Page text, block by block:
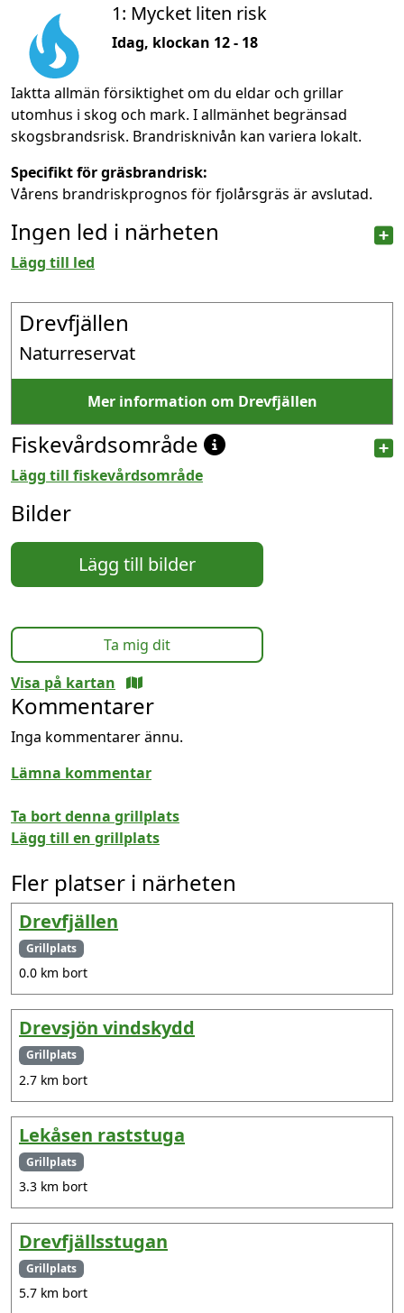
1: Mycket liten risk
Idag, klockan 12 - 18
Iaktta allmän försiktighet om du eldar och grillar
utomhus i skog och mark. I allmänhet begränsad
skogsbrandsrisk. Brandrisknivån kan variera lokalt.
Specifikt för gräsbrandrisk:
Vårens brandriskprognos för fjolårsgräs är avslutad.
Ingen led i närheten
Lägg till led
Drevfjällen
Naturreservat
Mer information om Drevfjällen
Fiskevårdsområde
Lägg till fiskevårdsområde
Bilder
Lägg till bilder
Ta mig dit
Visa på kartan
Kommentarer
Inga kommentarer ännu.
Lämna kommentar
Ta bort denna grillplats
Lägg till en grillplats
Fler platser i närheten
Drevfjällen
Grillplats
0.0 km bort
Drevsjön vindskydd
Grillplats
2.7 km bort
Lekåsen raststuga
Grillplats
3.3 km bort
Drevfjällsstugan
Grillplats
5.7 km bort